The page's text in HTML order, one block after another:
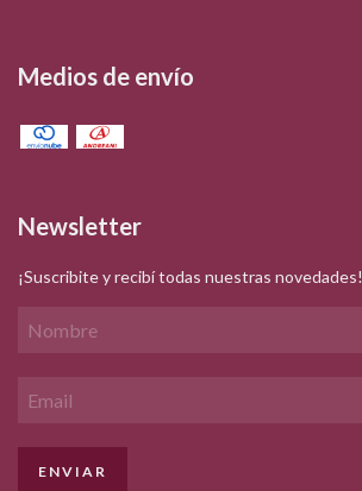
Medios de envío
Newsletter
¡Suscribite y recibí todas nuestras novedades!